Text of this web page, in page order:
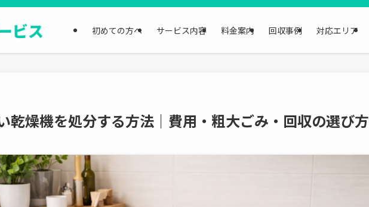
初めての方へ サービス内容 料金案内 回収事例 対応エリア
乾燥機を処分する方法｜費用・粗大ごみ・回収の選び方